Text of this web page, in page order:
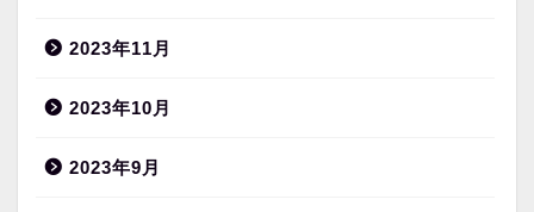
2023年11月
2023年10月
2023年9月